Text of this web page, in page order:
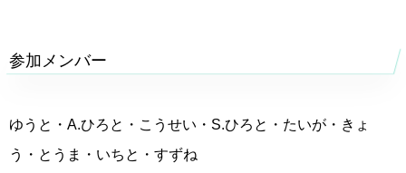
参加メンバー
ゆうと・A.ひろと・こうせい・S.ひろと・たいが・きょ
う・とうま・いちと・すずね